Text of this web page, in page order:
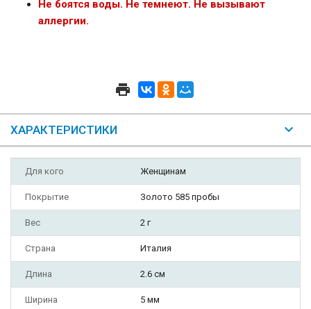
Не боятся воды. Не темнеют. Не вызывают
аллергии.
ХАРАКТЕРИСТИКИ
Для кого Женщинам
Покрытие Золото 585 пробы
Вес 2 г
Страна Италия
Длина 2.6 см
Ширина 5 мм